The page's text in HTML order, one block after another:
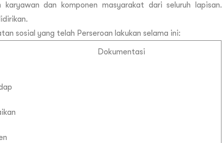
dan komponen masyarakat dari seluruh lapisan.
sosial yang telah Perseroan lakukan selama ini:
Dokumentasi